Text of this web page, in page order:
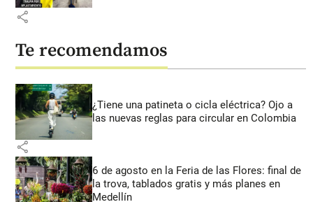
share
Te recomendamos
¿Tiene una patineta o cicla eléctrica? Ojo a
las nuevas reglas para circular en Colombia
share
6 de agosto en la Feria de las Flores: final de
la trova, tablados gratis y más planes en
Medellín